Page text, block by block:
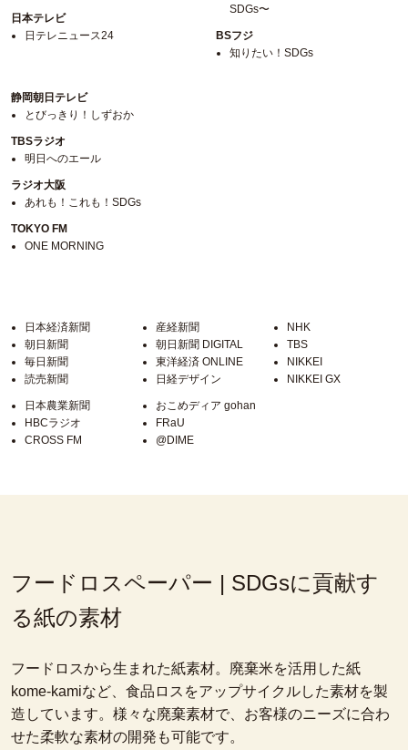
日本テレビ
日テレニュース24
SDGs〜
BSフジ
知りたい！SDGs
静岡朝日テレビ
とびっきり！しずおか
TBSラジオ
明日へのエール
ラジオ大阪
あれも！これも！SDGs
TOKYO FM
ONE MORNING
日本経済新聞
朝日新聞
毎日新聞
読売新聞
産経新聞
朝日新聞 DIGITAL
東洋経済 ONLINE
日経デザイン
NHK
TBS
NIKKEI
NIKKEI GX
日本農業新聞
HBCラジオ
CROSS FM
おこめディア gohan
FRaU
@DIME
フードロスペーパー | SDGsに貢献す
る紙の素材
フードロスから生まれた紙素材。廃棄米を活用した紙
kome-kamiなど、食品ロスをアップサイクルした素材を製
造しています。様々な廃棄素材で、お客様のニーズに合わ
せた柔軟な素材の開発も可能です。